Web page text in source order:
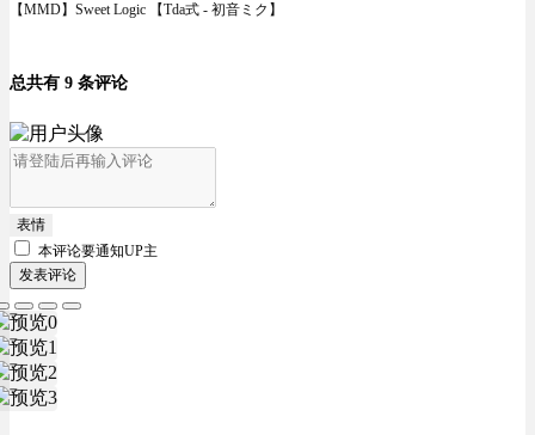
【MMD】Sweet Logic 【Tda式 - 初音ミク】
总共有 9 条评论
表情
本评论要通知UP主
发表评论